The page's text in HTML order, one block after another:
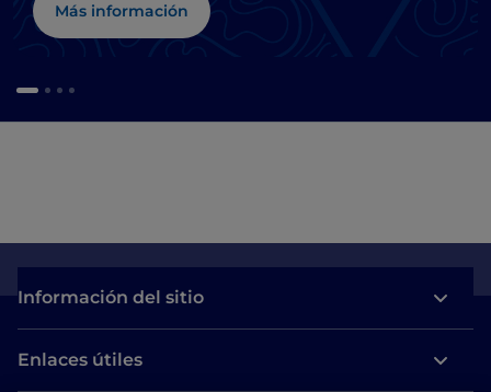
Más información
Información del sitio
Enlaces útiles